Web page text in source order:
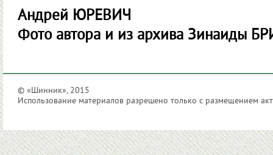
Андрей ЮРЕВИЧ
Фото автора и из архива Зинаиды
© «Шинник», 2015
Использование материалов разрешено только с размещением